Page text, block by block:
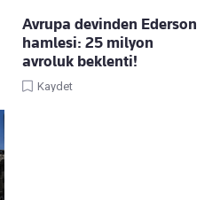
Avrupa devinden Ederson
hamlesi: 25 milyon
avroluk beklenti!
Kaydet